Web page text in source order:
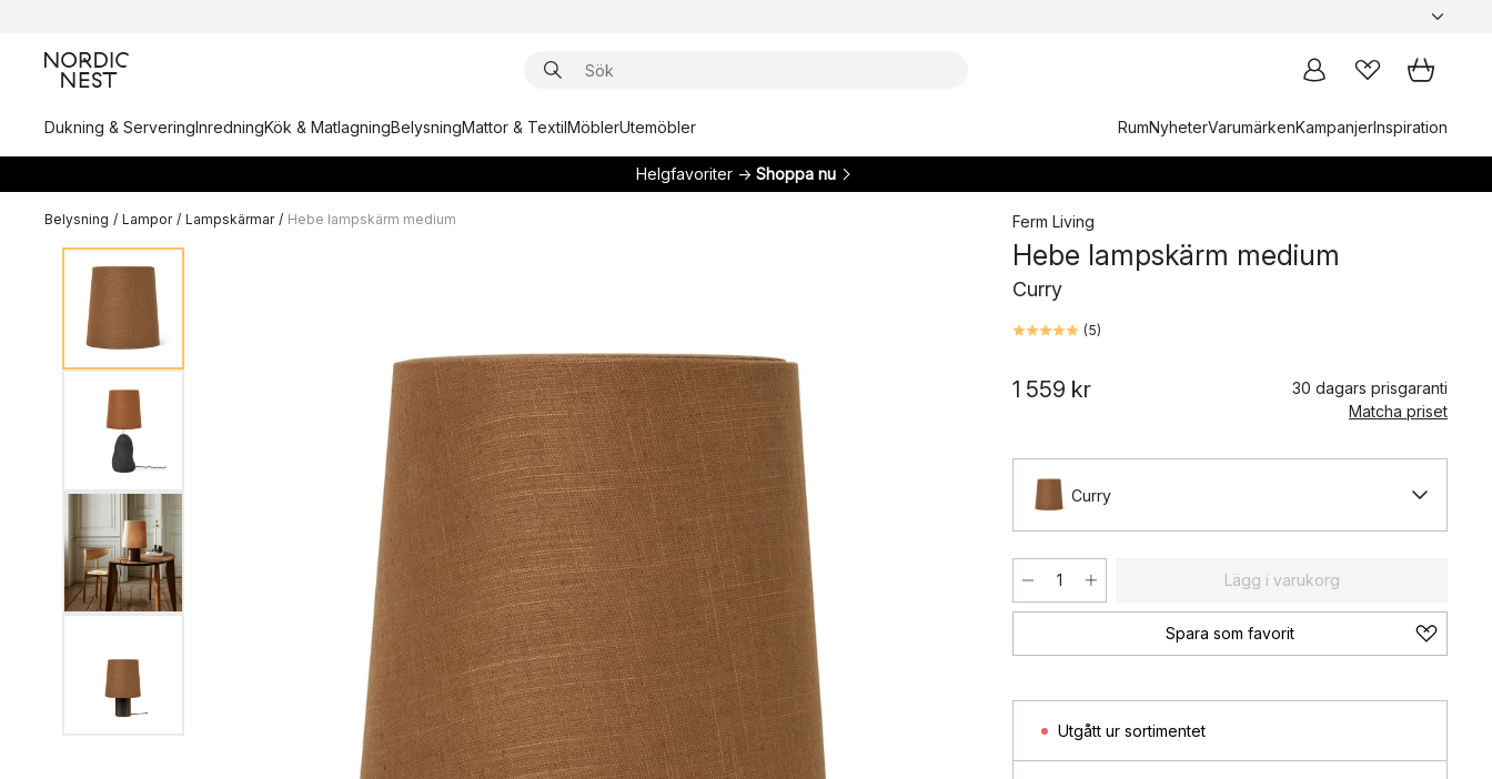
Dukning & ServeringInredningKök & MatlagningBelysningMattor & TextilMöblerUtemöbler RumNyheterVarumärkenKampanjerInspiration
Helgfavoriter → Shoppa nu
Belysning / Lampor / Lampskärmar / Hebe lampskärm medium Ferm Living
Hebe lampskärm medium
Curry
(5)
1 559 kr
30 dagars prisgaranti
Matcha priset
Curry
Lägg i varukorg
Spara som favorit
Utgått ur sortimentet